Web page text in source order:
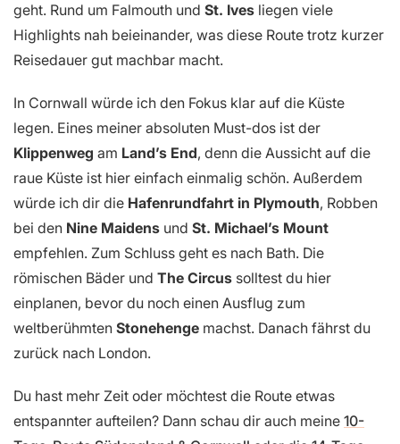
geht. Rund um Falmouth und St. Ives liegen viele
Highlights nah beieinander, was diese Route trotz kurzer
Reisedauer gut machbar macht.
In Cornwall würde ich den Fokus klar auf die Küste
legen. Eines meiner absoluten Must-dos ist der
Klippenweg am Land’s End, denn die Aussicht auf die
raue Küste ist hier einfach einmalig schön. Außerdem
würde ich dir die Hafenrundfahrt in Plymouth, Robben
bei den Nine Maidens und St. Michael’s Mount
empfehlen. Zum Schluss geht es nach Bath. Die
römischen Bäder und The Circus solltest du hier
einplanen, bevor du noch einen Ausflug zum
weltberühmten Stonehenge machst. Danach fährst du
zurück nach London.
Du hast mehr Zeit oder möchtest die Route etwas
entspannter aufteilen? Dann schau dir auch meine 10-